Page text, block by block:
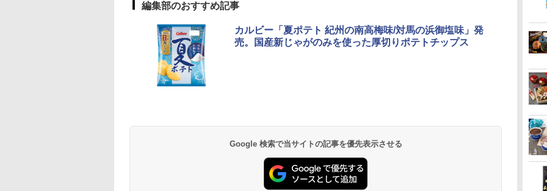
編集部のおすすめ記事
カルビー「夏ポテト 紀州の南高梅味/対馬の浜御塩味」発
売。国産新じゃがのみを使った厚切りポテトチップス
Google 検索で当サイトの記事を優先表示させる